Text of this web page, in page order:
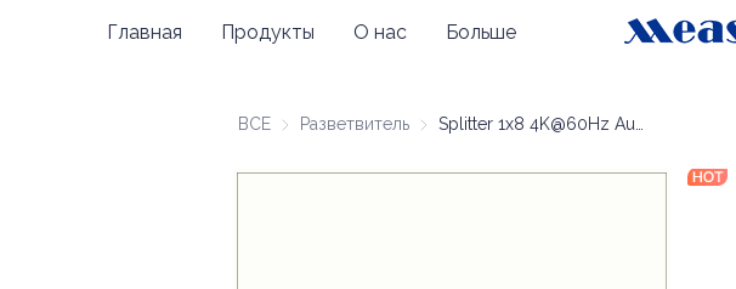
Главная Продукты О нас Больше
ВСЕ Разветвитель Разветвитель